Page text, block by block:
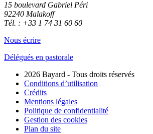
15 boulevard Gabriel Péri
92240 Malakoff
Tél. : +33 1 74 31 60 60
Nous écrire
Délégués en pastorale
2026 Bayard - Tous droits réservés
Conditions d’utilisation
Crédits
Mentions légales
Politique de confidentialité
Gestion des cookies
Plan du site